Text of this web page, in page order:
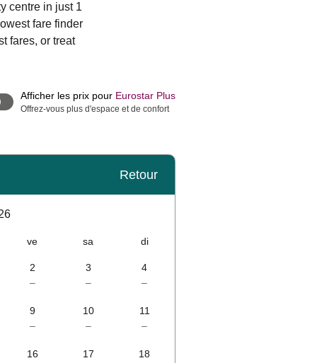
centre in just 1
fare finder
fares, or treat
Afficher les prix pour Eurostar Plus
Offrez-vous plus d'espace et de confort
Retour
ve sa di
2
–
3
–
4
–
9
–
10
–
11
–
16
17
18